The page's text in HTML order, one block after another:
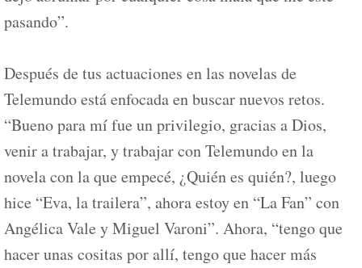
pasando”.
Después de tus actuaciones en las novelas de
Telemundo está enfocada en buscar nuevos retos.
“Bueno para mí fue un privilegio, gracias a Dios,
venir a trabajar, y trabajar con Telemundo en la
novela con la que empecé, ¿Quién es quién?, luego
hice “Eva, la trailera”, ahora estoy en “La Fan” con
Angélica Vale y Miguel Varoni”. Ahora, “tengo que
hacer unas cositas por allí, tengo que hacer más